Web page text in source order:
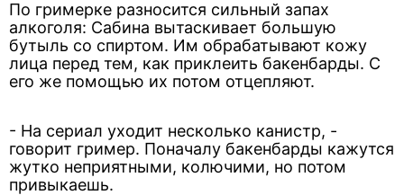
По гримерке разносится сильный запах
алкоголя: Сабина вытаскивает большую
бутыль со спиртом. Им обрабатывают кожу
лица перед тем, как приклеить бакенбарды. С
его же помощью их потом отцепляют.
- На сериал уходит несколько канистр, -
говорит гример. Поначалу бакенбарды кажутся
жутко неприятными, колючими, но потом
привыкаешь.